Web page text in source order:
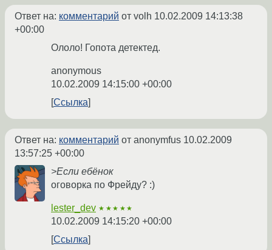
Ответ на: комментарий от volh 10.02.2009 14:13:38
+00:00
Ололо! Гопота детектед.
anonymous
10.02.2009 14:15:00 +00:00
Ссылка
Ответ на: комментарий от anonymfus 10.02.2009
13:57:25 +00:00
>Если ебёнок
оговорка по Фрейду? :)
lester_dev ★★★★★
10.02.2009 14:15:20 +00:00
Ссылка